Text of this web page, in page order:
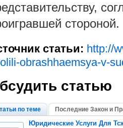
стороной.
статьи: http://
obrashhaemsya-v-
статью
по теме Последние Закон и
Юридические Услуги Для